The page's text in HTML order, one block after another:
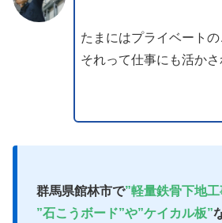
たまにはプライベート
それって仕事にも活か
群馬県館林市で”軽量鉄骨下地
”石こうボード”や”ケイカル板”